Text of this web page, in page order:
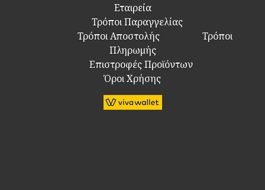
Εταιρεία
Τρόποι Παραγγελίας
Τρόποι Αποστολής
Τρόποι
Πληρωμής
Επιστροφές Προϊόντων
Όροι Χρήσης